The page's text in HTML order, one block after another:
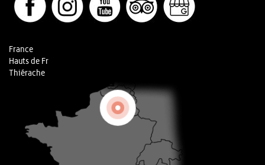
France
Hauts de Fr
Thiérache